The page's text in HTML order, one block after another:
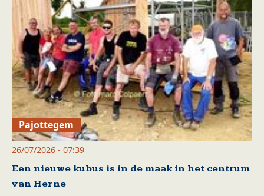
Pajottegem
26/07/2026 - 07:39
Een nieuwe kubus is in de maak in het centrum
van Herne